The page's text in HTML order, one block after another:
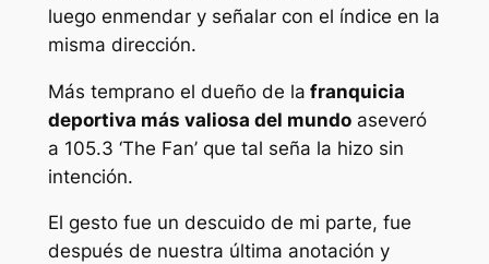
luego enmendar y señalar con el índice en la
misma dirección.
Más temprano el dueño de la franquicia
deportiva más valiosa del mundoaseveró
a 105.3 ‘The Fan’ que tal seña la hizo sin
intención.
El gesto fue un descuido de mi parte, fue
después de nuestra última anotación y